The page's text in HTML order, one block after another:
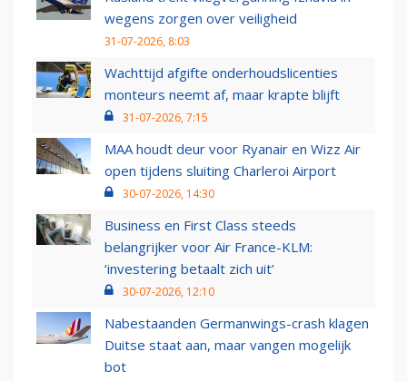
wegens zorgen over veiligheid
31-07-2026, 8:03
Wachttijd afgifte onderhoudslicenties
monteurs neemt af, maar krapte blijft
31-07-2026, 7:15
MAA houdt deur voor Ryanair en Wizz Air
open tijdens sluiting Charleroi Airport
30-07-2026, 14:30
Business en First Class steeds
belangrijker voor Air France-KLM:
‘investering betaalt zich uit’
30-07-2026, 12:10
Nabestaanden Germanwings-crash klagen
Duitse staat aan, maar vangen mogelijk
bot